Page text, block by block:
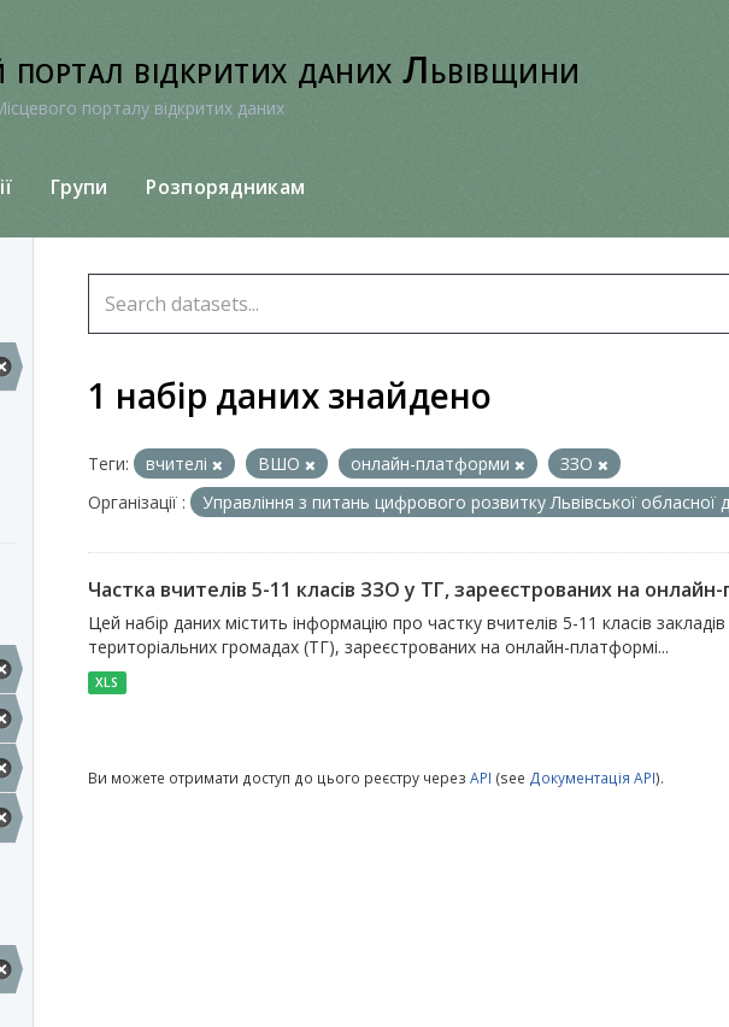
портал відкритих даних Львівщини
порталу відкритих даних
Групи Розпорядникам
1 набір даних знайдено
Теги: вчителі ВШО онлайн-платформи
ЗЗО
Організації :
Управління з питань цифрового розвитку Львівської обласної
Частка вчителів 5-11 класів ЗЗО у ТГ, зареєстрованих на
Цей набір даних містить інформацію про частку вчителів 5-11 класів
територіальних громадах (ТГ), зареєстрованих на онлайн-платформі...
XLS
Ви можете отримати доступ до цього реєстру через API (see Документація API).